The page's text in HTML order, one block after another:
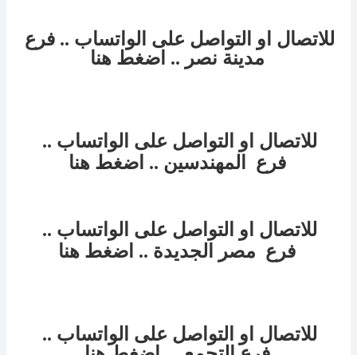
للاتصال او التواصل على الواتساب .. فرع
مدينة نصر .. اضغط هنا
للاتصال او التواصل على الواتساب ..
فرع
المهندسين .. اضغط هنا
للاتصال او التواصل على الواتساب ..
فرع مصر الجديدة .. اضغط هنا
للاتصال او التواصل على الواتساب ..